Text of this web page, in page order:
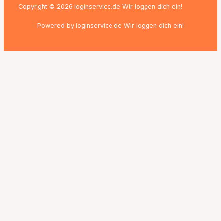
Copyright © 2026 loginservice.de Wir loggen dich ein!
Powered by loginservice.de Wir loggen dich ein!